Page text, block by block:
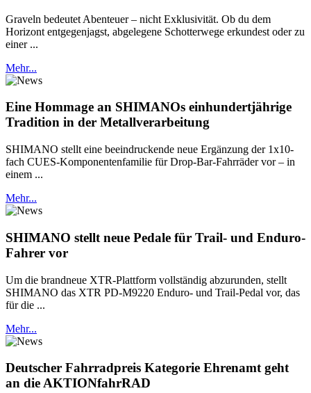
Graveln bedeutet Abenteuer – nicht Exklusivität. Ob du dem
Horizont entgegenjagst, abgelegene Schotterwege erkundest oder zu
einer ...
Mehr...
Eine Hommage an SHIMANOs einhundertjährige
Tradition in der Metallverarbeitung
SHIMANO stellt eine beeindruckende neue Ergänzung der 1x10-
fach CUES-Komponentenfamilie für Drop-Bar-Fahrräder vor – in
einem ...
Mehr...
SHIMANO stellt neue Pedale für Trail- und Enduro-
Fahrer vor
Um die brandneue XTR-Plattform vollständig abzurunden, stellt
SHIMANO das XTR PD-M9220 Enduro- und Trail-Pedal vor, das
für die ...
Mehr...
Deutscher Fahrradpreis Kategorie Ehrenamt geht
an die AKTIONfahrRAD